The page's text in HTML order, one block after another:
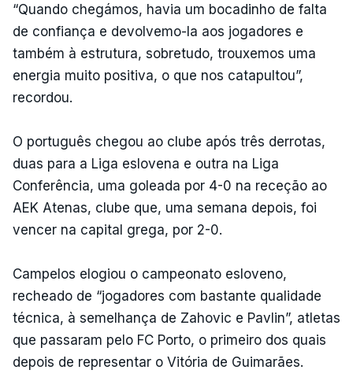
“Quando chegámos, havia um bocadinho de falta
de confiança e devolvemo-la aos jogadores e
também à estrutura, sobretudo, trouxemos uma
energia muito positiva, o que nos catapultou”,
recordou.
O português chegou ao clube após três derrotas,
duas para a Liga eslovena e outra na Liga
Conferência, uma goleada por 4-0 na receção ao
AEK Atenas, clube que, uma semana depois, foi
vencer na capital grega, por 2-0.
Campelos elogiou o campeonato esloveno,
recheado de “jogadores com bastante qualidade
técnica, à semelhança de Zahovic e Pavlin”, atletas
que passaram pelo FC Porto, o primeiro dos quais
depois de representar o Vitória de Guimarães.